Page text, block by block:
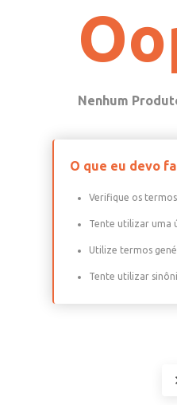
O que eu devo
Verifique os
Tente utilizar uma
Utilize termos
Tente utilizar